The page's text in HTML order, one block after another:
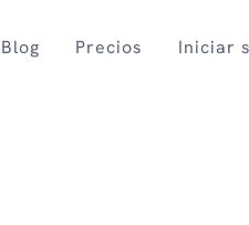
Blog Precios Iniciar